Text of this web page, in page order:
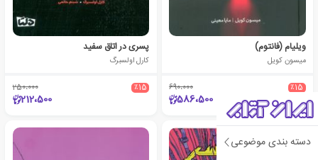
دسته بندی موضوعی
ویلیام (فانتوم)
میسون کویل
٪15 690،000
586،500
پسری در اتاق سفید
کارل اولسبرگ
٪15 250،000
212،500